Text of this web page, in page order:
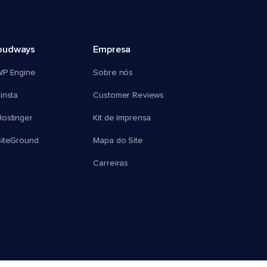
Engine
Empresa
Sobre nós
Customer Reviews
Kit de Imprensa
Mapa do Site
Carreiras